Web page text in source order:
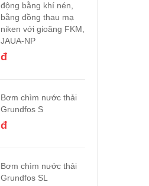
động bằng khí nén,
bằng đồng thau mạ
niken với gioăng FKM,
JAUA-NP
đ
Bơm chìm nước thải
Grundfos S
đ
Bơm chìm nước thải
Grundfos SL